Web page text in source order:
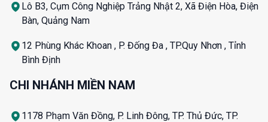
Lô B3, Cụm Công Nghiệp Trảng Nhật 2, Xã Điện Hòa, Điện
Bàn, Quảng Nam
12 Phùng Khác Khoan , P. Đống Đa , TP.Quy Nhơn , Tỉnh
Bình Định
CHI NHÁNH MIỀN NAM
1178 Phạm Văn Đồng, P. Linh Đông, TP. Thủ Đức, TP.